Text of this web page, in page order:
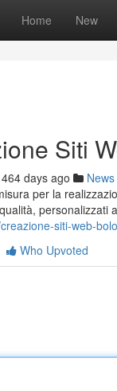
Home New
Siti
464 days ago News
per la
personalizzati
siti-web-
Who Upvoted